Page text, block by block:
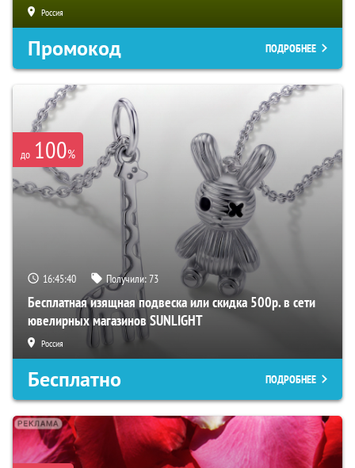
Россия
Промокод ПОДРОБНЕЕ
до 100%
16:45:39 Получили:73
Бесплатная изящная подвеска или скидка 500р. в сети
ювелирных магазинов SUNLIGHT
Россия
Бесплатно ПОДРОБНЕЕ